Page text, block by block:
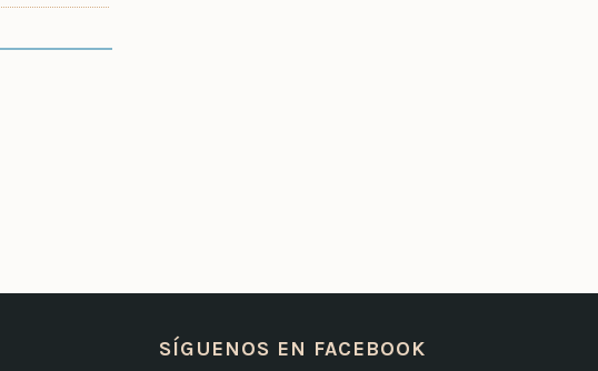
SÍGUENOS EN FACEBOOK